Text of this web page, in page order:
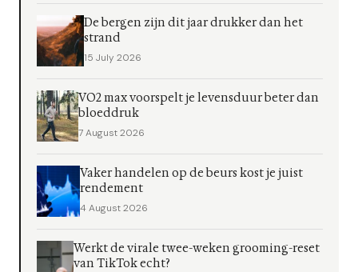
De bergen zijn dit jaar drukker dan het
strand
15 July 2026
VO2 max voorspelt je levensduur beter dan
bloeddruk
7 August 2026
Vaker handelen op de beurs kost je juist
rendement
4 August 2026
Werkt de virale twee-weken grooming-reset
van TikTok echt?